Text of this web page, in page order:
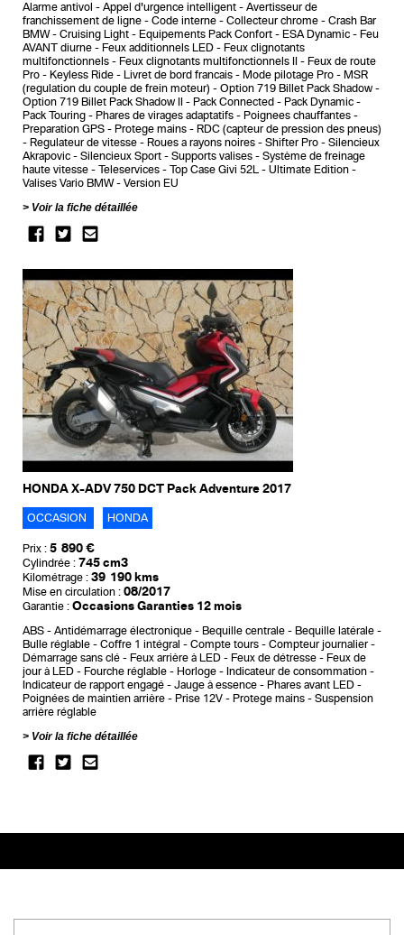
Alarme antivol Appel d'urgence intelligent
Avertisseur de
franchissement de ligne
Code interne Collecteur chrome
Crash Bar
BMW
Cruising Light Equipements Pack Confort ESA Dynamic
Feu
AVANT diurne
Feux additionnels LED
Feux clignotants
multifonctionnels
Feux clignotants multifonctionnels II
Feux de route
Pro
Keyless Ride Livret de bord francais Mode pilotage Pro
MSR
(regulation du couple de frein moteur)
Option 719 Billet Pack Shadow
Option 719 Billet Pack Shadow II
Pack Connected
Pack Dynamic
Pack Touring
Phares de virages adaptatifs
Poignees chauffantes
Preparation GPS
Protege mains
RDC (capteur de pression des pneus)
Regulateur de vitesse
Roues a rayons noires Shifter Pro
Silencieux
Akrapovic
Silencieux Sport Supports valises
Système de freinage
haute vitesse
Teleservices Top Case Givi 52L
Ultimate Edition
Valises Vario BMW
Version EU
Voir la fiche détaillée
HONDA X-ADV 750 DCT Pack Adventure 2017
OCCASION HONDA
Prix : 5 890 €
Cylindrée : 745 cm3
Kilométrage : 39 190 kms
Mise en circulation : 08/2017
Garantie : Occasions Garanties 12 mois
ABS Antidémarrage électronique Bequille centrale
Bequille latérale
Bulle réglable
Coffre 1 intégral Compte tours
Compteur journalier
Démarrage sans clé
Feux arrière à LED Feux de détresse
Feux de
jour à LED
Fourche réglable Horloge
Indicateur de consommation
Indicateur de rapport engagé
Jauge à essence
Phares avant LED
Poignées de maintien arrière
Prise 12V Protege mains
Suspension
arrière réglable
Voir la fiche détaillée